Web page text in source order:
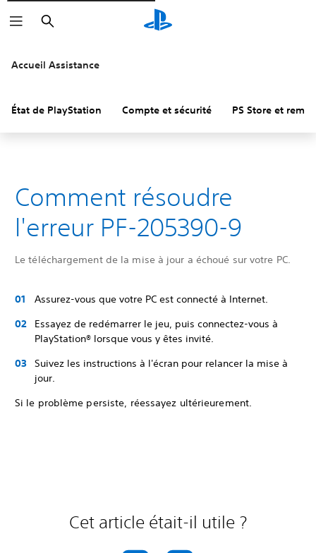
Rechercher
Accueil Assistance
État de PlayStation Compte et sécurité PS Store et
Comment résoudre
l'erreur PF-205390-9
Le téléchargement de la mise à jour a échoué sur votre PC.
Assurez-vous que votre PC est connecté à Internet.
Essayez de redémarrer le jeu, puis connectez-vous à
PlayStation® lorsque vous y êtes invité.
Suivez les instructions à l'écran pour relancer la mise à
jour.
Si le problème persiste, réessayez ultérieurement.
Cet article était-il utile ?